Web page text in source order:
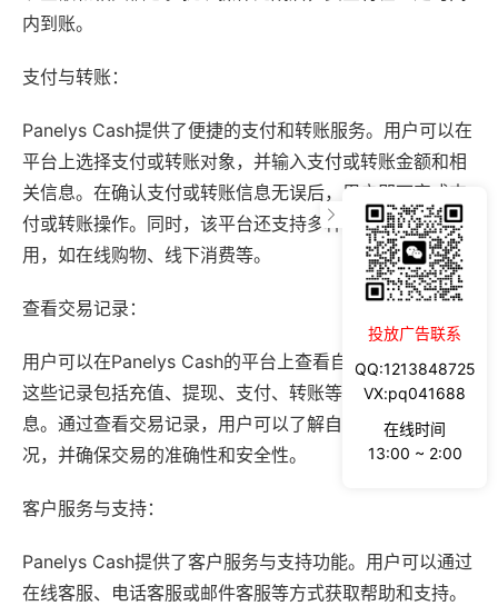
内到账。
支付与转账：
Panelys Cash提供了便捷的支付和转账服务。用户可以在
平台上选择支付或转账对象，并输入支付或转账金额和相
关信息。在确认支付或转账信息无误后，用户即可完成支
付或转账操作。同时，该平台还支持多种支付场景下的应
用，如在线购物、线下消费等。
查看交易记录：
用户可以在Panelys Cash的平台上查看自己的交易记录。
这些记录包括充值、提现、支付、转账等操作的详细信
息。通过查看交易记录，用户可以了解自己的账户变动情
况，并确保交易的准确性和安全性。
客户服务与支持：
Panelys Cash提供了客户服务与支持功能。用户可以通过
在线客服、电话客服或邮件客服等方式获取帮助和支持。
投放广告联系
QQ:1213848725
VX:pq041688
在线时间
13:00 ~ 2:00